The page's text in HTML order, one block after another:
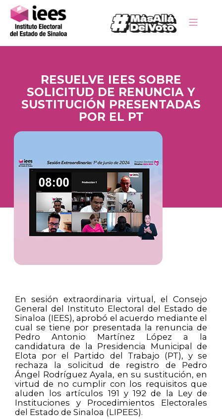
RESUELVE IEES SOBRE
SOLICITUD DE RENUNCIA Y
SUSTITUCIÓN PRESENTADAS
POR EL PT
En sesión extraordinaria virtual, el Consejo
General del Instituto Electoral del Estado de
Sinaloa (IEES), aprobó el acuerdo mediante el
cual se tiene por presentada la renuncia de
Pedro Antonio Martínez López a la
candidatura de la Presidencia Municipal de
Elota por el Partido del Trabajo (PT), y se
rechaza la solicitud de registro de Pedro
Ángel Rodríguez Ayala, en su sustitución, en
virtud de no cumplir con los requisitos que
aluden los artículos 191 y 192 de la Ley de
Instituciones y Procedimientos Electorales
del Estado de Sinaloa (LIPEES).